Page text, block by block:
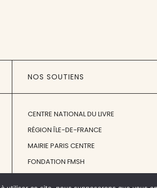
NOS SOUTIENS
CENTRE NATIONAL DU LIVRE
RÉGION ÎLE-DE-FRANCE
MAIRIE PARIS CENTRE
FONDATION FMSH